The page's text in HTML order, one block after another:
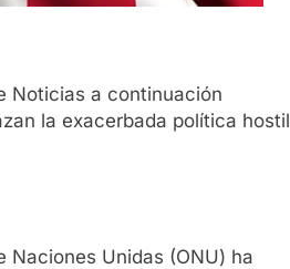
Noticias a continuación
la exacerbada política hostil
Naciones Unidas (ONU) ha